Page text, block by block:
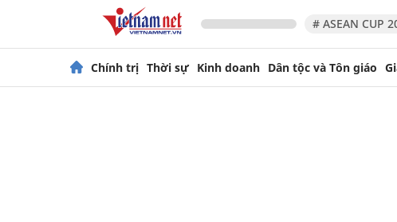
# ASEAN CUP
Chính trị Thời sự Kinh doanh Dân tộc và Tôn giáo